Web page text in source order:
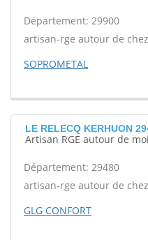
Département: 29900
artisan-rge autour de
SOPROMETAL
LE RELECQ KERHUON
Artisan RGE autour de moi
Département: 29480
artisan-rge autour de
GLG CONFORT